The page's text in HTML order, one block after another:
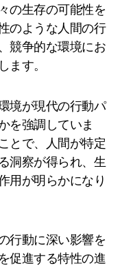
の生存の可能性を
のような人間の行
競争的な環境にお
ます。
境が現代の行動パ
を強調していま
とで、人間が特定
洞察が得られ、生
用が明らかになり
行動に深い影響を
促進する特性の進